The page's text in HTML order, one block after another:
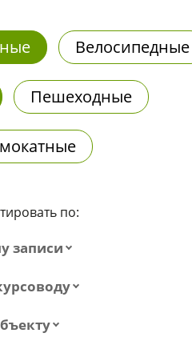
Велосипедные
Пешеходные
по:
записи